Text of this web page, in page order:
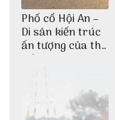
Phố cổ Hội An –
Di sản kiến trúc
ấn tượng của thế
giới